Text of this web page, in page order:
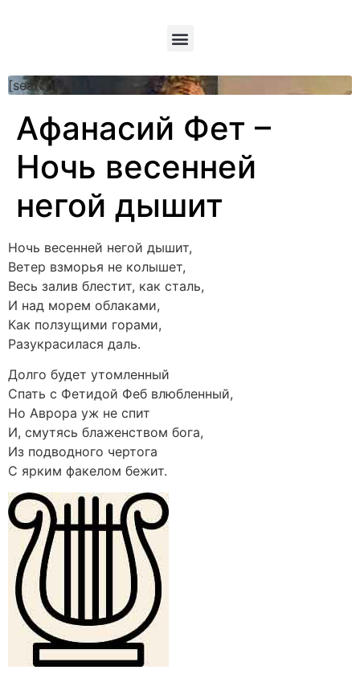
[searchform]
Афанасий Фет –
Ночь весенней
негой дышит
Ночь весенней негой дышит,
Ветер взморья не колышет,
Весь залив блестит, как сталь,
И над морем облаками,
Как ползущими горами,
Разукрасилася даль.
Долго будет утомленный
Спать с Фетидой Феб влюбленный,
Но Аврора уж не спит
И, смутясь блаженством бога,
Из подводного чертога
С ярким факелом бежит.